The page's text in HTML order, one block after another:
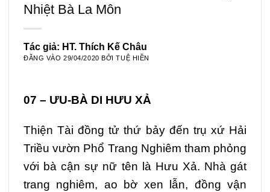
Nhiệt Bà La Môn
Tác giả: HT. Thích Kế Châu
ĐĂNG VÀO29/04/2020 BỞITUỆ HIỀN
07 – ƯU-BÀ DI HƯU XẢ
Thiện Tài đồng tử thứ bảy đến trụ xứ Hải
Triều vườn Phổ Trang Nghiêm tham phỏng
với bà cận sự nữ tên là Hưu Xả. Nhà gát
trang nghiêm, ao bờ xen lẫn, đồng vận